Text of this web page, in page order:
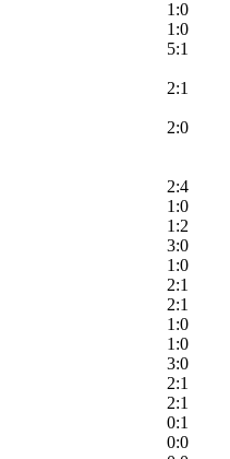
1:0
1:0
5:1
2:1
2:0
2:4
1:0
1:2
3:0
1:0
2:1
2:1
1:0
1:0
3:0
2:1
2:1
0:1
0:0